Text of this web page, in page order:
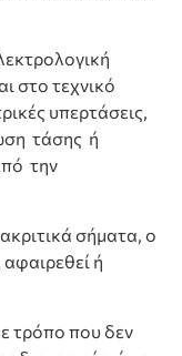
στο τεχνικό
υπερτάσεις,
τάσης ή
την
σήματα, ο
ή
τρόπο που δεν